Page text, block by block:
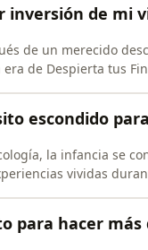
inversión de mi
de un merecido
de Despierta tus
intención. Ademá
escondido
la infancia se
vividas
para hacer